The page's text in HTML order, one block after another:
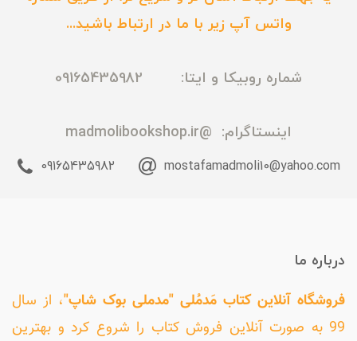
واتس آپ زیر با ما در ارتباط باشید...
شماره روبیکا و ایتا: 09165435982
اینستاگرام: @madmolibookshop.ir
mostafamadmoli10@yahoo.com
09165435982
درباره ما
فروشگاه آنلاین کتاب مَدمُلی "مدملی بوک شاپ"، از سال
99 به صورت آنلاین فروش کتاب را شروع کرد و بهترین